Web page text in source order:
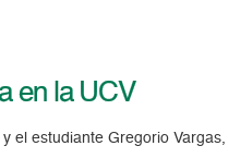
en la UCV
el estudiante Gregorio